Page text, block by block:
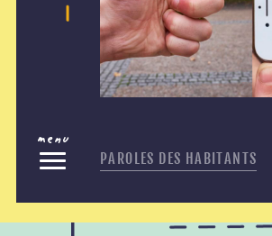
Les choix de Mathis :
menu
PAROLES DES HABITANTS